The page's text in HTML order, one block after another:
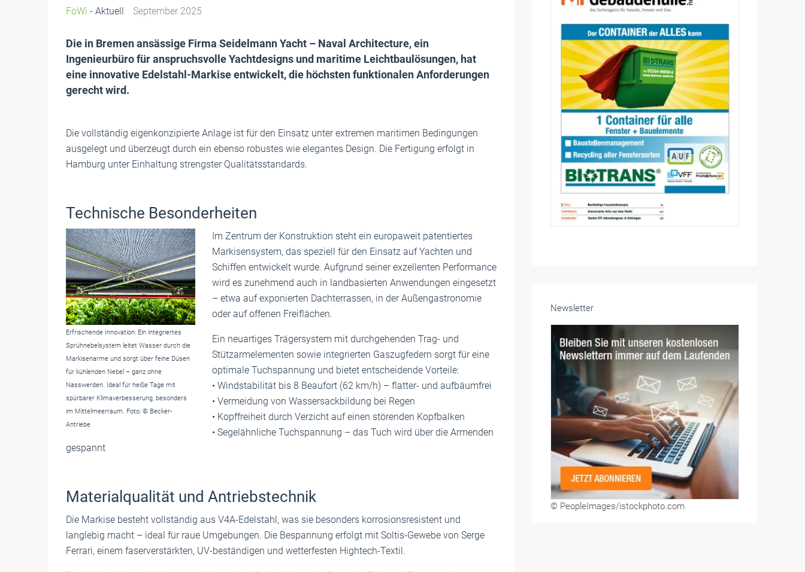
FoWi - Aktuell September 2025
Die in Bremen ansässige Firma Seidelmann Yacht – Naval Architecture, ein
Ingenieurbüro für anspruchsvolle Yachtdesigns und maritime Leichtbaulösungen, hat
eine innovative Edelstahl-Markise entwickelt, die höchsten funktionalen Anforderungen
gerecht wird.
Die vollständig eigenkonzipierte Anlage ist für den Einsatz unter extremen maritimen Bedingungen
ausgelegt und überzeugt durch ein ebenso robustes wie elegantes Design. Die Fertigung erfolgt in
Hamburg unter Einhaltung strengster Qualitätsstandards.
Technische Besonderheiten
Erfrischende Innovation: Ein integriertes
Sprühnebelsystem leitet Wasser durch die
Markisenarme und sorgt über feine Düsen
für kühlenden Nebel – ganz ohne
Nasswerden. Ideal für heiße Tage mit
spürbarer Klimaverbesserung, besonders
im Mittelmeerraum. Foto: © Becker-
Antriebe
Im Zentrum der Konstruktion steht ein europaweit patentiertes
Markisensystem, das speziell für den Einsatz auf Yachten und
Schiffen entwickelt wurde. Aufgrund seiner exzellenten Performance
wird es zunehmend auch in landbasierten Anwendungen eingesetzt
– etwa auf exponierten Dachterrassen, in der Außengastronomie
oder auf offenen Freiflächen.
Ein neuartiges Trägersystem mit durchgehenden Trag- und
Stützarmelementen sowie integrierten Gaszugfedern sorgt für eine
optimale Tuchspannung und bietet entscheidende Vorteile:
• Windstabilität bis 8 Beaufort (62 km/h) – flatter- und aufbäumfrei
• Vermeidung von Wassersackbildung bei Regen
• Kopffreiheit durch Verzicht auf einen störenden Kopfbalken
• Segelähnliche Tuchspannung – das Tuch wird über die Armenden
gespannt
Materialqualität und Antriebstechnik
Die Markise besteht vollständig aus V4A-Edelstahl, was sie besonders korrosionsresistent und
langlebig macht – ideal für raue Umgebungen. Die Bespannung erfolgt mit Soltis-Gewebe von Serge
Ferrari, einem faserverstärkten, UV-beständigen und wetterfesten Hightech-Textil.
Newsletter
© PeopleImages/istockphoto.com